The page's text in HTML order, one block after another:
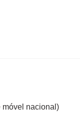
móvel nacional )